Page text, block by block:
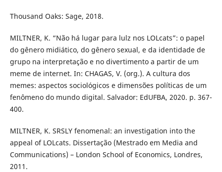
Thousand Oaks: Sage, 2018.
MILTNER, K. “Não há lugar para lulz nos LOLcats”: o papel
do gênero midiático, do gênero sexual, e da identidade de
grupo na interpretação e no divertimento a partir de um
meme de internet. In: CHAGAS, V. (org.). A cultura dos
memes: aspectos sociológicos e dimensões políticas de um
fenômeno do mundo digital. Salvador: EdUFBA, 2020. p. 367-
400.
MILTNER, K. SRSLY fenomenal: an investigation into the
appeal of LOLcats. Dissertação (Mestrado em Media and
Communications) – London School of Economics, Londres,
2011.